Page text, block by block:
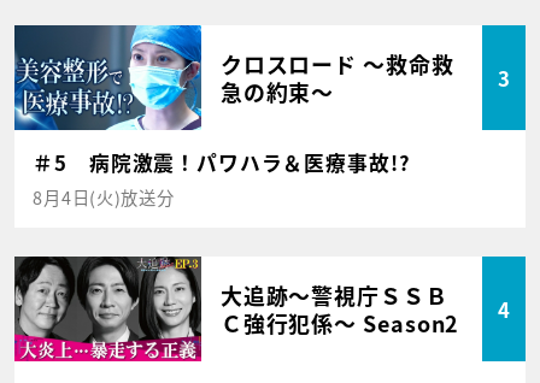
クロスロード ～救命救
急の約束～
3
＃5 病院激震！パワハラ＆医療事故!?
8月4日(火)放送分
大追跡～警視庁ＳＳＢ
Ｃ強行犯係～ Season2
4